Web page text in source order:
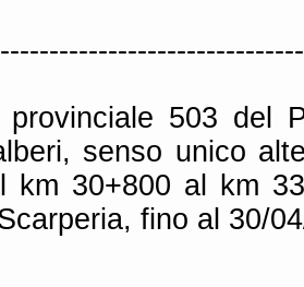
provinciale 503 del
senso unico
km 30+800 al km
fino al 30/